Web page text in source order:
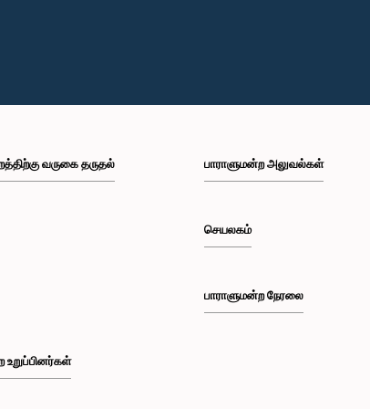
வருகை தருதல்
உறுப்பினர்கள்
பாராளுமன்ற அலுவல்கள்
செயலகம்
பாராளுமன்ற நேரலை